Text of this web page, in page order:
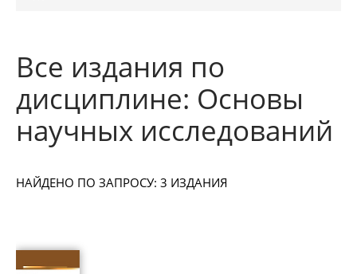
Все издания по
дисциплине: Основы
научных исследований
НАЙДЕНО ПО ЗАПРОСУ: 3 ИЗДАНИЯ